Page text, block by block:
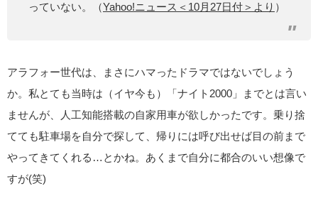
っていない。（Yahoo!ニュース＜10月27日付＞より ）
アラフォー世代は、まさにハマったドラマではないでしょう
か。私とても当時は（イヤ今も）「ナイト2000」までとは言い
ませんが、人工知能搭載の自家用車が欲しかったです。乗り捨
てても駐車場を自分で探して、帰りには呼び出せば目の前まで
やってきてくれる…とかね。あくまで自分に都合のいい想像で
すが(笑)